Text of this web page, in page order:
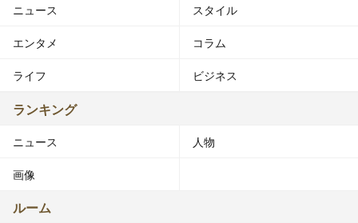
ニュース スタイル
エンタメ コラム
ライフ ビジネス
ランキング
ニュース 人物
画像
ルーム